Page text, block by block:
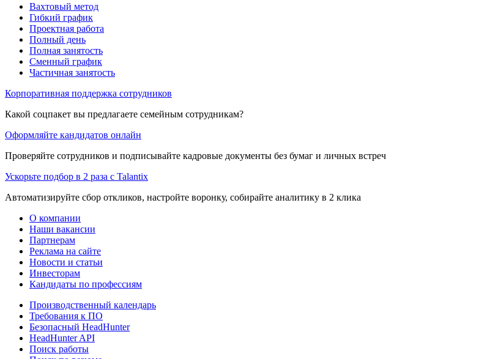
Вахтовый метод
Гибкий график
Проектная работа
Полный день
Полная занятость
Сменный график
Частичная занятость
Корпоративная поддержка сотрудников
Какой соцпакет вы предлагаете семейным сотрудникам?
Оформляйте кандидатов онлайн
Проверяйте сотрудников и подписывайте кадровые документы без бумаг и личных встреч
Ускорьте подбор в 2 раза с Talantix
Автоматизируйте сбор откликов, настройте воронку, собирайте аналитику в 2 клика
О компании
Наши вакансии
Партнерам
Реклама на сайте
Новости и статьи
Инвесторам
Кандидаты по профессиям
Производственный календарь
Требования к ПО
Безопасный HeadHunter
HeadHunter API
Поиск работы